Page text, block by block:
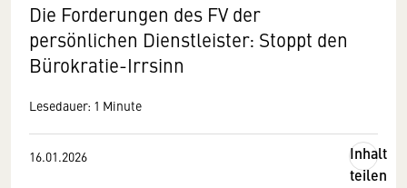
Die Forderungen des FV der
persönlichen Dienstleister: Stoppt den
Bürokratie-Irrsinn
Lesedauer: 1 Minute
16.01.2026
Inhalt
teilen